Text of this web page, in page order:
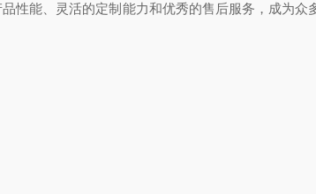
性能、灵活的定制能力和优秀的售后服务，成为